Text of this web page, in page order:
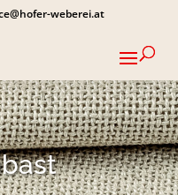
weberei.at